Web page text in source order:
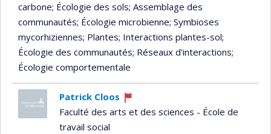
carbone; Écologie des sols; Assemblage des
communautés; Écologie microbienne; Symbioses
mycorhiziennes; Plantes; Interactions plantes-sol;
Écologie des communautés; Réseaux d'interactions;
Écologie comportementale
Patrick Cloos
Ce
Faculté des arts et des sciences - École de
travail social